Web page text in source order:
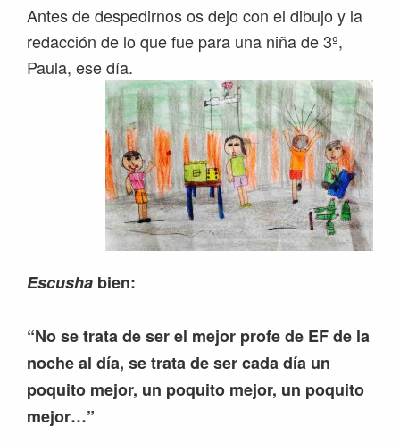
Antes de despedirnos os dejo con el dibujo y la
redacción de lo que fue para una niña de 3º,
Paula, ese día.
Escusha bien:
“No se trata de ser el mejor profe de EF de la
noche al día, se trata de ser cada día un
poquito mejor, un poquito mejor, un poquito
mejor…”